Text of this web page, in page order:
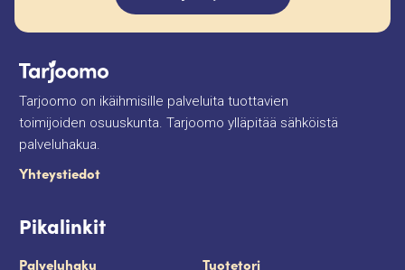
Tarjoomo on ikäihmisille palveluita tuottavien
toimijoiden osuuskunta. Tarjoomo ylläpitää sähköistä
palveluhakua.
Yhteystiedot
Pikalinkit
Palveluhaku
Tuotetori